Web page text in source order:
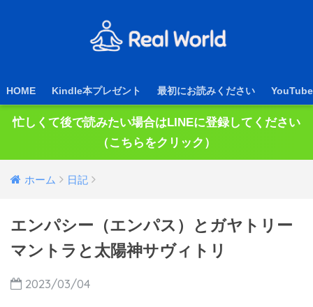
HOME Kindle本プレゼント 最初にお読みください YouTube
忙しくて後で読みたい場合はLINEに登録してください
（こちらをクリック）
ホーム 日記
エンパシー（エンパス）とガヤトリー
マントラと太陽神サヴィトリ
2023/03/04